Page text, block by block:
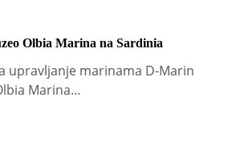
Olbia Marina na Sardinia
upravljanje marinama D-Marin
Marina…